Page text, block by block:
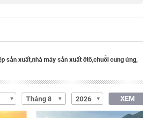
sản xuất,nhà máy sản xuất ôtô,chuỗi cung ứng,
XEM